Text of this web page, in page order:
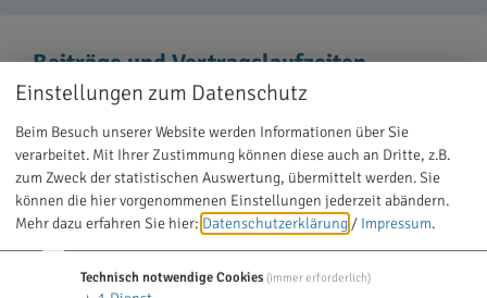
Beiträge und Vertragslaufzeiten
2 Kalenderjahre
Kündigungsfrist
3 Monate vor Ablauf der Mindestvertragslaufzeit kündbar
Bildet der Tarif Altersrückstellungen
Einstellungen zum Datenschutz
Beim Besuch unserer Website werden Informationen über Sie
verarbeitet. Mit Ihrer Zustimmung können diese auch an Dritte, z.B.
zum Zweck der statistischen Auswertung, übermittelt werden. Sie
können die hier vorgenommenen Einstellungen jederzeit abändern.
Mehr dazu erfahren Sie hier: Datenschutzerklärung / Impressum.
Technisch notwendige Cookies (immer erforderlich)